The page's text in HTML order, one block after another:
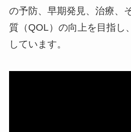
の予防、早期発見、治療、
質（QOL）の向上を目指し
しています。